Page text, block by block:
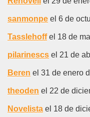
sanmonpe el 6 de
Tasslehoffel 18 de
pilarinescs el 21 de
Beren el 31 de enero
theoden el 22 de
Novelista el 18 de